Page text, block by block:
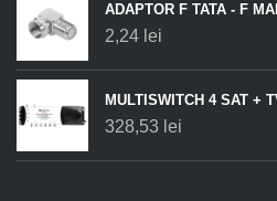
ADAPTOR F TATA - F
2,24 lei
MULTISWITCH 4 SAT +
328,53 lei